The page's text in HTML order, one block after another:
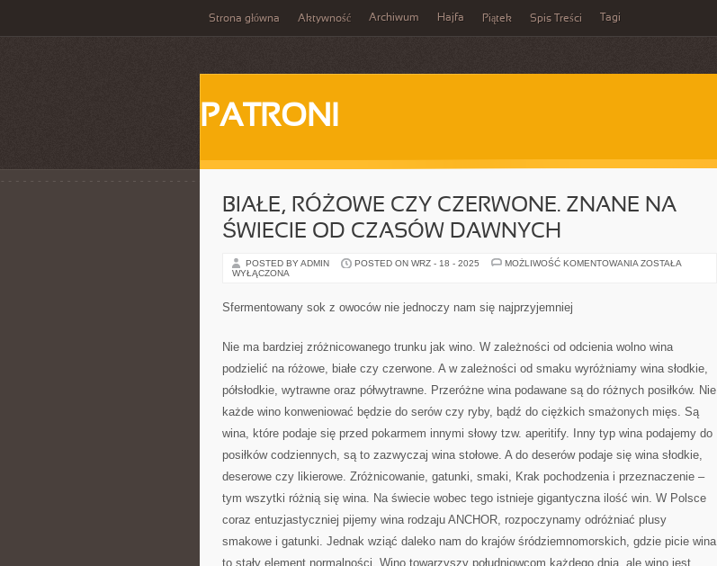
Strona główna Aktywność Archiwum Hajfa Piątek Spis Treści Tagi
PATRONI
BIAŁE, RÓŻOWE CZY CZERWONE. ZNANE NA
ŚWIECIE OD CZASÓW DAWNYCH
POSTED BY ADMIN POSTED ON WRZ - 18 - 2025 MOŻLIWOŚĆ KOMENTOWANIA BIAŁE,
CZASÓW
DAWNYCH
ZOSTAŁA
WYŁĄCZONA
Sfermentowany sok z owoców nie jednoczy nam się najprzyjemniej
Nie ma bardziej zróżnicowanego trunku jak wino. W zależności od odcienia wolno wina
podzielić na różowe, białe czy czerwone. A w zależności od smaku wyróżniamy wina słodkie,
półsłodkie, wytrawne oraz półwytrawne. Przeróżne wina podawane są do różnych posiłków. Nie
każde wino konweniować będzie do serów czy ryby, bądź do ciężkich smażonych mięs. Są
wina, które podaje się przed pokarmem innymi słowy tzw. aperitify. Inny typ wina podajemy do
posiłków codziennych, są to zazwyczaj wina stołowe. A do deserów podaje się wina słodkie,
deserowe czy likierowe. Zróżnicowanie, gatunki, smaki, Krak pochodzenia i przeznaczenie –
tym wszytki różnią się wina. Na świecie wobec tego istnieje gigantyczna ilość win. W Polsce
coraz entuzjastyczniej pijemy wina rodzaju ANCHOR, rozpoczynamy odróżniać plusy
smakowe i gatunki. Jednak wziąć daleko nam do krajów śródziemnomorskich, gdzie picie wina
to stały element normalności. Wino towarzyszy południowcom każdego dnia, ale wino jest